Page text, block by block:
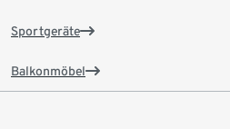
Sportgeräte
Balkonmöbel